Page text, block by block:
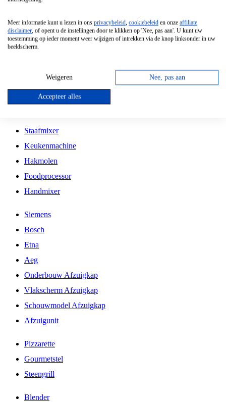
Vrijstaande Magnetron
Vrijstaande Kookplaat
Inbouw Gaskookplaat
Inbouw Keramische Kookplaat
Kookplaat Accessoires
Staafmixer
Keukenmachine
Hakmolen
Foodprocessor
Handmixer
Siemens
Bosch
Etna
Aeg
Onderbouw Afzuigkap
Vlakscherm Afzuigkap
Schouwmodel Afzuigkap
Afzuigunit
Pizzarette
Gourmetstel
Steengrill
Blender
Meer informatie kunt u lezen in ons privacybeleid, cookiebeleid en onze affiliate
disclaimer, of opent u de instellingen door te klikken op 'Nee, pas aan'. U kunt uw
toestemming op ieder moment weer wijzigen of intrekken via de knop linksonder in uw
beeldscherm.
Weigeren Nee, pas aan
Accepteer alles